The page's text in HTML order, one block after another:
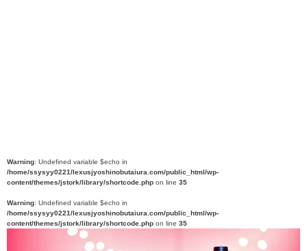
Warning: Undefined variable $echo in
/home/ssysyy0221/lexusjyoshinobutaiura.com/public_html/wp-
content/themes/jstork/library/shortcode.php on line35
Warning: Undefined variable $echo in
/home/ssysyy0221/lexusjyoshinobutaiura.com/public_html/wp-
content/themes/jstork/library/shortcode.php on line35